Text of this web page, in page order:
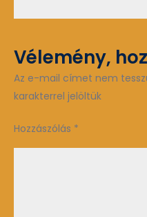
Vélemény,
Az e-mail címet nem
karakterrel jelöltük
Hozzászólás *